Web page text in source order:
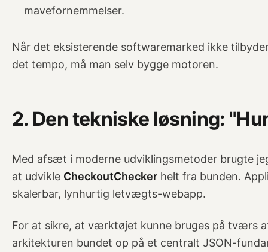
mavefornemmelser.
Når det eksisterende softwaremarked ikke
det tempo, må man selv bygge motoren.
2. Den tekniske løsning:
Med afsæt i moderne udviklingsmetoder brugte
at udvikle CheckoutChecker helt fra bunden.
skalerbar, lynhurtig letvægts-webapp.
For at sikre, at værktøjet kunne bruges på tværs
arkitekturen bundet op på et centralt JSON-